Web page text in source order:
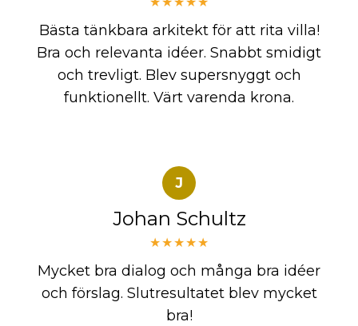
Bästa tänkbara arkitekt för att rita villa!
Bra och relevanta idéer. Snabbt smidigt
och trevligt. Blev supersnyggt och
funktionellt. Värt varenda krona.
J
Johan Schultz
★★★★★
Mycket bra dialog och många bra idéer
och förslag. Slutresultatet blev mycket
bra!